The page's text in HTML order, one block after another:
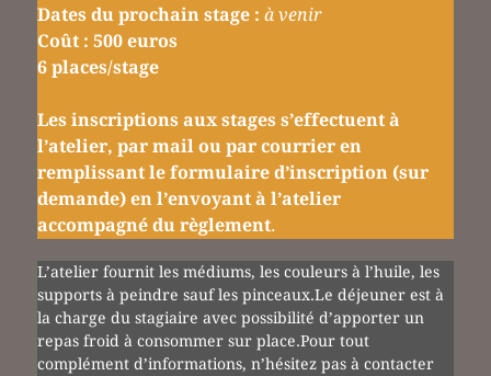
Dates du prochain stage : à venir
Coût : 500 euros
6 places/stage
Les inscriptions aux stages s’effectuent à
l’atelier, par mail ou par courrier en
remplissant le formulaire d’inscription (sur
demande) en l’envoyant à l’atelier
accompagné du règlement.
L’atelier fournit les médiums, les couleurs à l’huile, les
supports à peindre sauf les pinceaux.Le déjeuner est à
la charge du stagiaire avec possibilité d’apporter un
repas froid à consommer sur place.Pour tout
complément d’informations, n’hésitez pas à contacter